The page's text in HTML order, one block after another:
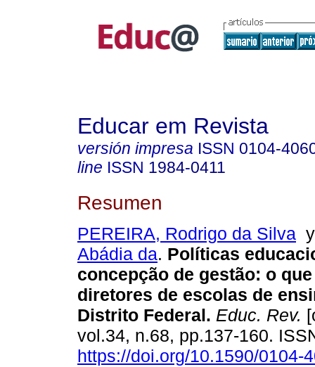
Educar em Revista
versión impresa ISSN 0104-
line ISSN 1984-0411
Resumen
PEREIRA, Rodrigo da Silva
Abádia da. Políticas
concepção de gestão: o
diretores de escolas de
Distrito Federal. Educ. Rev.
vol.34, n.68, pp.137-160.
https://doi.org/10.1590/0104-